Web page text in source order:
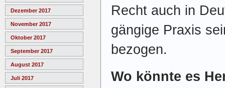
Dezember 2017
November 2017
Oktober 2017
September 2017
August 2017
Juli 2017
Recht auch in
gängige Praxis
bezogen.
Wo könnte es